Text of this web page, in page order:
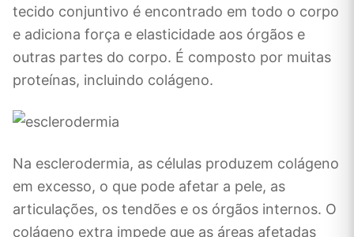
tecido conjuntivo é encontrado em todo o corpo
e adiciona força e elasticidade aos órgãos e
outras partes do corpo. É composto por muitas
proteínas, incluindo colágeno.
Na esclerodermia, as células produzem colágeno
em excesso, o que pode afetar a pele, as
articulações, os tendões e os órgãos internos. O
colágeno extra impede que as áreas afetadas